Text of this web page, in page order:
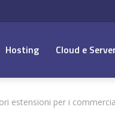
Hosting Cloud e
estensioni per i